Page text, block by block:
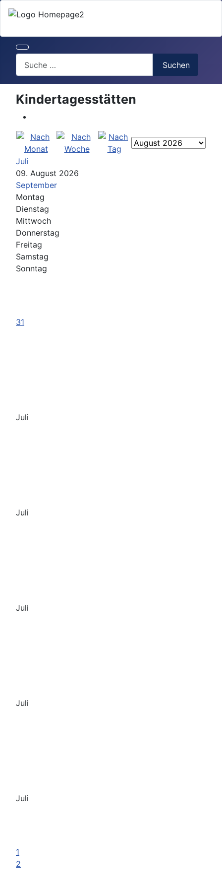
Suchen
Kindertagesstätten
Juli
09. August 2026
September
Montag
Dienstag
Mittwoch
Donnerstag
Freitag
Samstag
Sonntag
31
Juli
Juli
Juli
Juli
Juli
1
2